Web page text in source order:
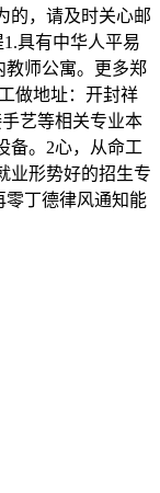
的，请及时关心邮
具有中华人平易
教师公寓。更多郑
做地址：开封祥
艺等相关专业本
备。2心，从命工
业形势好的招生专
零丁德律风通知能